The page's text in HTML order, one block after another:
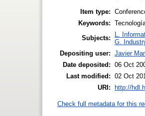
Item type:
Keywords:
Subjects:
L.
G.
Depositing user: Javier
Date deposited: 06 Oct
Last modified: 02 Oct
URI:
http://
Check full metadata for this